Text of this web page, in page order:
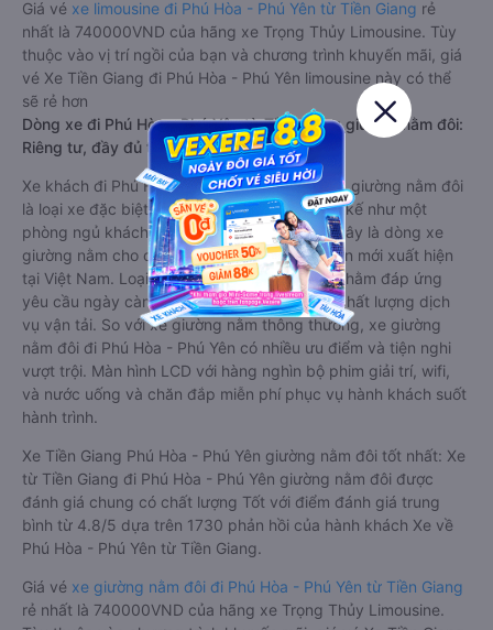
Giá vé xe limousine đi Phú Hòa - Phú Yên từ Tiền Giang rẻ
nhất là 740000VND của hãng xe Trọng Thủy Limousine. Tùy
thuộc vào vị trí ngồi của bạn và chương trình khuyến mãi, giá
vé Xe Tiền Giang đi Phú Hòa - Phú Yên limousine này có thể
sẽ rẻ hơn
Dòng xe đi Phú Hòa - Phú Yên từ Tiền Giang giường nằm đôi:
Riêng tư, đầy đủ tiện nghi
Xe khách đi Phú Hòa - Phú Yên từ Tiền Giang giường nằm đôi
là loại xe đặc biệt. Với mỗi giường được thiết kế như một
phòng ngủ khách sạn sang trọng, hiện đại. Đây là dòng xe
giường nằm cho cặp đôi đi Phú Hòa - Phú Yên mới xuất hiện
tại Việt Nam. Loại xe giường nằm đôi ra đời nhằm đáp ứng
yêu cầu ngày càng cao của khách hàng về chất lượng dịch
vụ vận tải. So với xe giường nằm thông thường, xe giường
nằm đôi đi Phú Hòa - Phú Yên có nhiều ưu điểm và tiện nghi
vượt trội. Màn hình LCD với hàng nghìn bộ phim giải trí, wifi,
và nước uống và chăn đắp miễn phí phục vụ hành khách suốt
hành trình.
Xe Tiền Giang Phú Hòa - Phú Yên giường nằm đôi tốt nhất: Xe
từ Tiền Giang đi Phú Hòa - Phú Yên giường nằm đôi được
đánh giá chung có chất lượng Tốt với điểm đánh giá trung
bình từ 4.8/5 dựa trên 1730 phản hồi của hành khách Xe về
Phú Hòa - Phú Yên từ Tiền Giang.
Giá vé xe giường nằm đôi đi Phú Hòa - Phú Yên từ Tiền Giang
rẻ nhất là 740000VND của hãng xe Trọng Thủy Limousine.